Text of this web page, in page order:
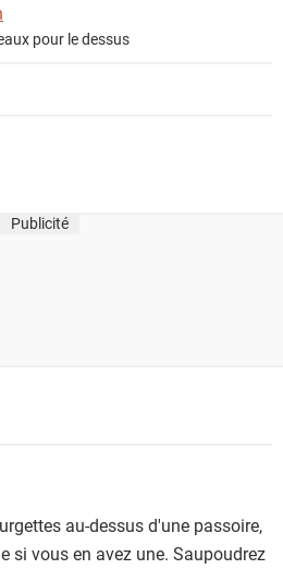
pour le dessus
Publicité
au-dessus d'une passoire,
si vous en avez une. Saupoudrez